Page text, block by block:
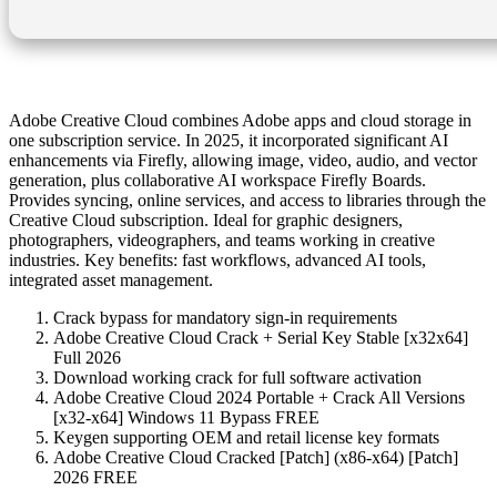
Adobe Creative Cloud combines Adobe apps and cloud storage in
one subscription service. In 2025, it incorporated significant AI
enhancements via Firefly, allowing image, video, audio, and vector
generation, plus collaborative AI workspace Firefly Boards.
Provides syncing, online services, and access to libraries through the
Creative Cloud subscription. Ideal for graphic designers,
photographers, videographers, and teams working in creative
industries. Key benefits: fast workflows, advanced AI tools,
integrated asset management.
Crack bypass for mandatory sign-in requirements
Adobe Creative Cloud Crack + Serial Key Stable [x32x64]
Full 2026
Download working crack for full software activation
Adobe Creative Cloud 2024 Portable + Crack All Versions
[x32-x64] Windows 11 Bypass FREE
Keygen supporting OEM and retail license key formats
Adobe Creative Cloud Cracked [Patch] (x86-x64) [Patch]
2026 FREE